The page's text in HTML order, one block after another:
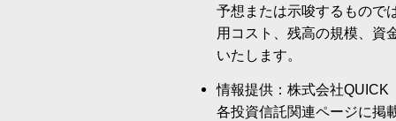
予想または示唆するもので
用コスト、残高の規模、資
いたします。
情報提供：株式会社QUICK
各投資信託関連ページに掲